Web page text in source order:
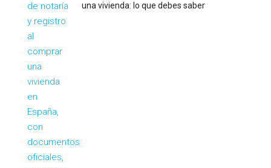
una vivienda: lo que debes saber